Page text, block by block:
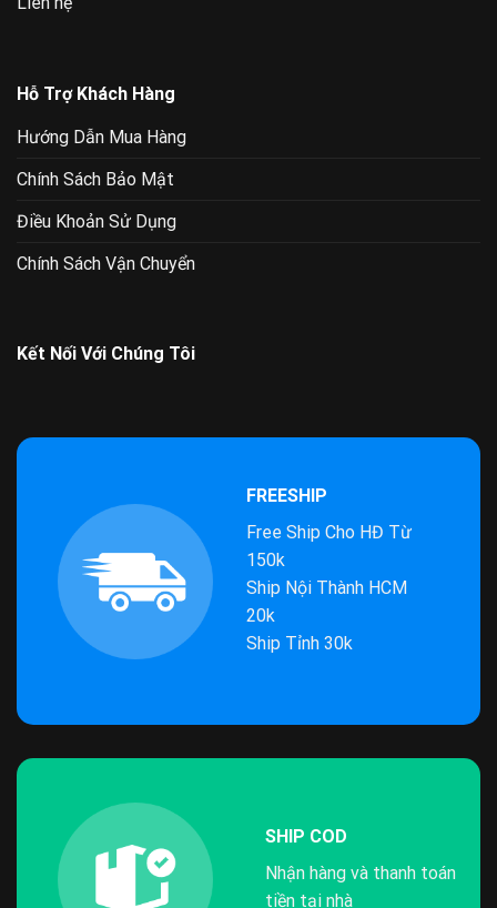
Hỗ Trợ Khách Hàng
Hướng Dẫn Mua Hàng
Chính Sách Bảo Mật
Điều Khoản Sử Dụng
Chính Sách Vận Chuyển
Kết Nối Với Chúng Tôi
FREESHIP
Free Ship Cho HĐ Từ
150k
Ship Nội Thành HCM
20k
Ship Tỉnh 30k
SHIP COD
Nhận hàng và thanh toán
tiền tại nhà